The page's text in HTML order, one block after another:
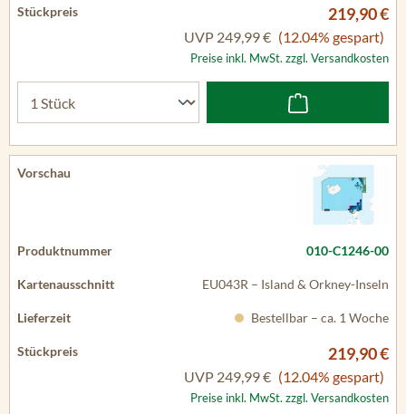
219,90 €
UVP 249,99 € (12.04% gespart)
Preise inkl. MwSt. zzgl. Versandkosten
010-C1246-00
EU043R – Island & Orkney-Inseln
Bestellbar – ca. 1 Woche
219,90 €
UVP 249,99 € (12.04% gespart)
Preise inkl. MwSt. zzgl. Versandkosten